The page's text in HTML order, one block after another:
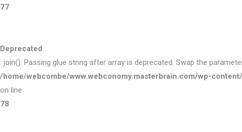
77
Deprecated
: join(): Passing glue string after array is deprecated. Swap the
/home/webcombe/www.webconomy.masterbrain.com/wp-
on line
78